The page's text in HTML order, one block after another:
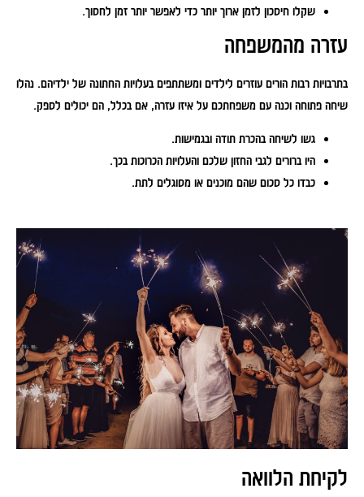
שקלו חיסכון לזמן ארוך יותר כדי לאפשר יותר זמן לחסוך.
עזרה מהמשפחה
בתרבויות רבות הורים עוזרים לילדים ומשתתפים בעלויות החתונה של ילדיהם. נהלו
שיחה פתוחה וכנה עם משפחתכם על איזו עזרה, אם בכלל, הם יכולים לספק.
גשו לשיחה בהכרת תודה ובגמישות.
היו ברורים לגבי החזון שלכם והעלויות הכרוכות בכך.
כבדו כל סכום שהם מוכנים או מסוגלים לתת.
לקיחת הלוואה